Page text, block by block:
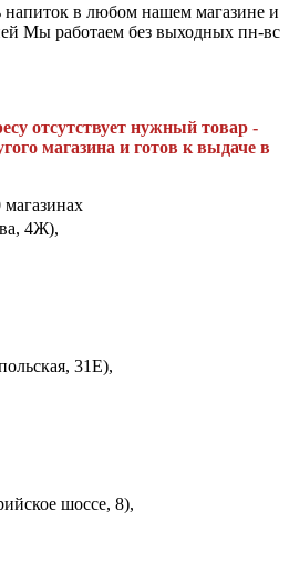
напиток в любом нашем магазине и
Мы работаем без выходных пн-вс
отсутствует нужный товар -
магазина и готов к выдаче в
4Ж),
31Е),
шоссе, 8),